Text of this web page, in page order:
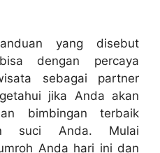
yang disebut
dengan percaya
sebagai partner
jika Anda akan
bimbingan terbaik
suci Anda. Mulai
Anda hari ini dan